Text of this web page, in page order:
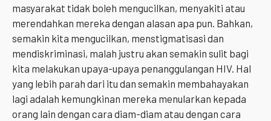
masyarakat tidak boleh mengucilkan, menyakiti atau
merendahkan mereka dengan alasan apa pun. Bahkan,
semakin kita mengucilkan, menstigmatisasi dan
mendiskriminasi, malah justru akan semakin sulit bagi
kita melakukan upaya-upaya penanggulangan HIV. Hal
yang lebih parah dari itu dan semakin membahayakan
lagi adalah kemungkinan mereka menularkan kepada
orang lain dengan cara diam-diam atau dengan cara